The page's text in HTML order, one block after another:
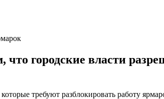
городские власти
требуют разблокировать работу